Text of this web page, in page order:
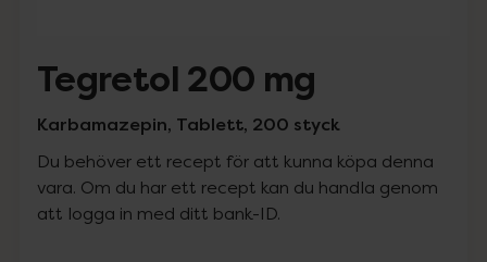
Tegretol 200 mg
Karbamazepin, Tablett, 200 styck
Du behöver ett recept för att kunna köpa denna
vara. Om du har ett recept kan du handla genom
att logga in med ditt bank-ID.